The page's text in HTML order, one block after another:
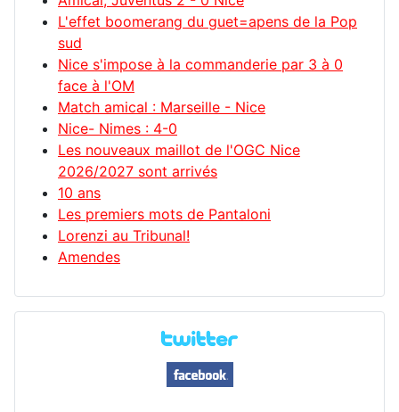
L'effet boomerang du guet=apens de la Pop
sud
Nice s'impose à la commanderie par 3 à 0
face à l'OM
Match amical : Marseille - Nice
Nice- Nimes : 4-0
Les nouveaux maillot de l'OGC Nice
2026/2027 sont arrivés
10 ans
Les premiers mots de Pantaloni
Lorenzi au Tribunal!
Amendes